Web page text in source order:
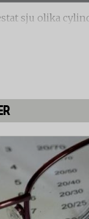
sju olika
är ingen
mindre
med på
och hantera.